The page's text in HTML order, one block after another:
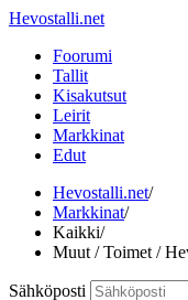
Hevostalli.net
Foorumi
Tallit
Kisakutsut
Leirit
Markkinat
Edut
Hevostalli.net/
Markkinat/
Kaikki/
Muut / Toimet /
Sähköposti